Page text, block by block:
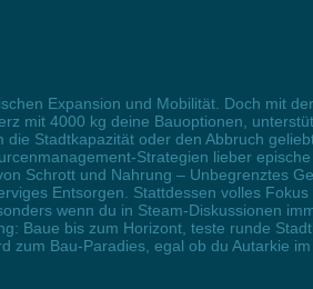
Expansion und Mobilität. Doch mit
mit 4000 kg deine Bauoptionen,
Stadtkapazität oder den Abbruch
Strategien lieber
Schrott und Nahrung – Unbegrenztes
Entsorgen. Stattdessen volles Fokus
wenn du in Steam-Diskussionen
Baue bis zum Horizont, teste runde
zum Bau-Paradies, egal ob du Autarkie